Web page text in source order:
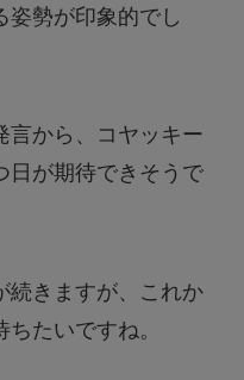
姿勢が印象的でし
言から、コヤッキー
日が期待できそうで
続きますが、これか
たいですね。